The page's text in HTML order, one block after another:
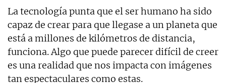
La tecnología punta que el ser humano ha sido
capaz de crear para que llegase a un planeta que
está a millones de kilómetros de distancia,
funciona. Algo que puede parecer difícil de creer
es una realidad que nos impacta con imágenes
tan espectaculares como estas.